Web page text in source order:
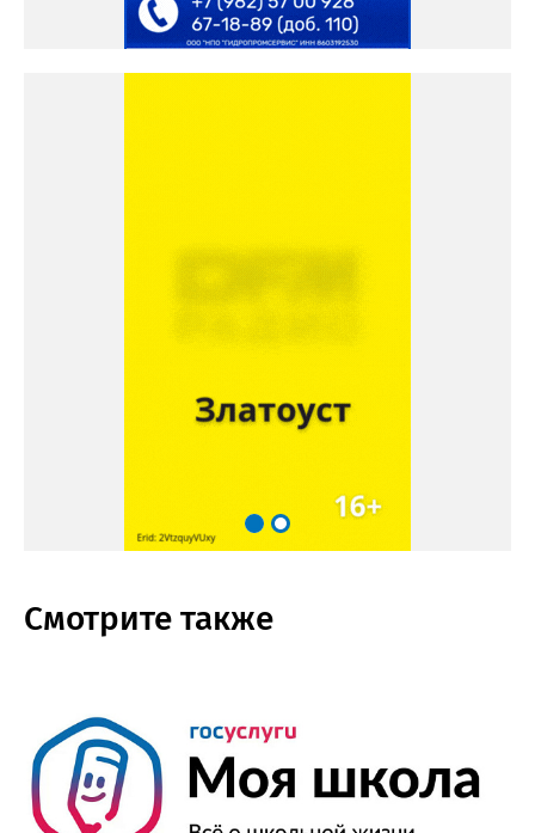
Смотрите также